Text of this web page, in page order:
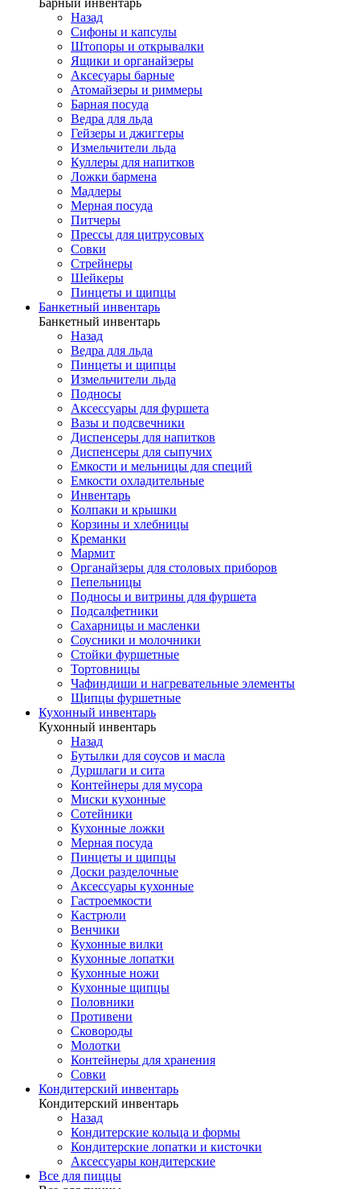
Назад
Сифоны и капсулы
Штопоры и открывалки
Ящики и органайзеры
Аксесуары барные
Атомайзеры и риммеры
Барная посуда
Ведра для льда
Гейзеры и джиггеры
Измельчители льда
Куллеры для напитков
Ложки бармена
Мадлеры
Мерная посуда
Питчеры
Прессы для цитрусовых
Совки
Стрейнеры
Шейкеры
Пинцеты и щипцы
Банкетный инвентарь
Банкетный инвентарь
Назад
Ведра для льда
Пинцеты и щипцы
Измельчители льда
Подносы
Аксессуары для фуршета
Вазы и подсвечники
Диспенсеры для напитков
Диспенсеры для сыпучих
Емкости и мельницы для специй
Емкости охладительные
Инвентарь
Колпаки и крышки
Корзины и хлебницы
Креманки
Мармит
Органайзеры для столовых приборов
Пепельницы
Подносы и витрины для фуршета
Подсалфетники
Сахарницы и масленки
Соусники и молочники
Стойки фуршетные
Тортовницы
Чафиндиши и нагревательные элементы
Щипцы фуршетные
Кухонный инвентарь
Кухонный инвентарь
Назад
Бутылки для соусов и масла
Дуршлаги и сита
Контейнеры для мусора
Миски кухонные
Сотейники
Кухонные ложки
Мерная посуда
Пинцеты и щипцы
Доски разделочные
Аксессуары кухонные
Гастроемкости
Кастрюли
Венчики
Кухонные вилки
Кухонные лопатки
Кухонные ножи
Кухонные щипцы
Половники
Противени
Сковороды
Молотки
Контейнеры для хранения
Совки
Кондитерский инвентарь
Кондитерский инвентарь
Назад
Кондитерские кольца и формы
Кондитерские лопатки и кисточки
Аксессуары кондитерские
Все для пиццы